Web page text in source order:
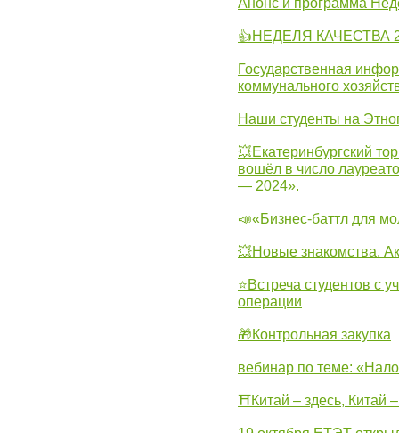
Анонс и программа
👍НЕДЕЛЯ КАЧЕСТВА
Государственная
коммунального
Наши студенты на
💥Екатеринбургский
вошёл в число
— 2024».
📣«Бизнес-баттл для
💥Новые знакомства.
⭐Встреча студентов с
операции
🎁Контрольная закупка
вебинар по теме:
⛩Китай – здесь, Китай